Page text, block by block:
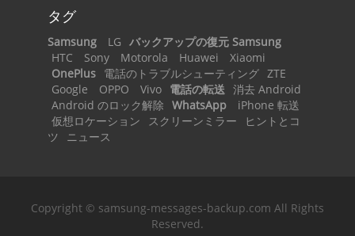
タグ
Samsung LG バックアップの復元 Samsung
HTC
Sony Motorola Huawei
Xiaomi
OnePlus 電話のトラブルシューティング ZTE
Google
OPPO Vivo 電話の転送 消去 Android
Android のロック解除 WhatsApp
iPhone 転送
仮想ロケーション
スクリーンミラー
ヒントとコ
ツ
ニュース
Copyright © samsung-messages-backup.com All Rights
Reserved.